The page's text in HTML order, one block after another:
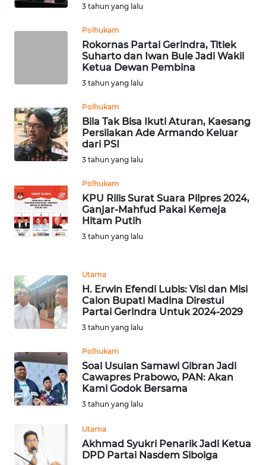
3 tahun yang lalu
Polhukam
Rokornas Partai Gerindra, Titiek
Suharto dan Iwan Bule Jadi Wakil
Ketua Dewan Pembina
3 tahun yang lalu
Polhukam
Bila Tak Bisa Ikuti Aturan, Kaesang
Persilakan Ade Armando Keluar
dari PSI
3 tahun yang lalu
Polhukam
KPU Rilis Surat Suara Pilpres 2024,
Ganjar-Mahfud Pakai Kemeja
Hitam Putih
3 tahun yang lalu
Utama
H. Erwin Efendi Lubis: Visi dan Misi
Calon Bupati Madina Direstui
Partai Gerindra Untuk 2024-2029
3 tahun yang lalu
Polhukam
Soal Usulan Samawi Gibran Jadi
Cawapres Prabowo, PAN: Akan
Kami Godok Bersama
3 tahun yang lalu
Utama
Akhmad Syukri Penarik Jadi Ketua
DPD Partai Nasdem Sibolga
DANAU
WN
NIAS
WN
TAPANULI
SELATAN
TANJUNG
LESUNG
WN
WN
SIMALUNGUN
LABUHANBATU
WN